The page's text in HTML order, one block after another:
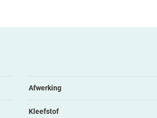
Afwerking
Kleefstof